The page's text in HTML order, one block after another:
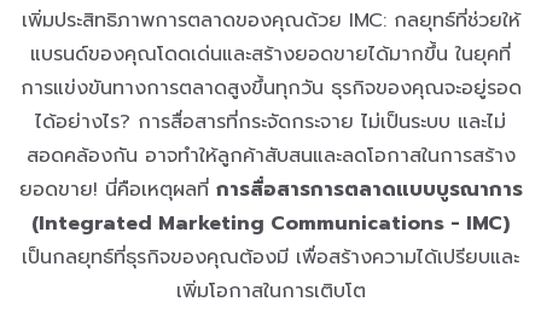
เพิ่มประสิทธิภาพการตลาดของคุณด้วย IMC: กลยุทธ์ที่ช่วยให้
แบรนด์ของคุณโดดเด่นและสร้างยอดขายได้มากขึ้น ในยุคที่
การแข่งขันทางการตลาดสูงขึ้นทุกวัน ธุรกิจของคุณจะอยู่รอด
ได้อย่างไร? การสื่อสารที่กระจัดกระจาย ไม่เป็นระบบ และไม่
สอดคล้องกัน อาจทำให้ลูกค้าสับสนและลดโอกาสในการสร้าง
ยอดขาย! นี่คือเหตุผลที่ การสื่อสารการตลาดแบบบูรณาการ
(Integrated Marketing Communications - IMC)
เป็นกลยุทธ์ที่ธุรกิจของคุณต้องมี เพื่อสร้างความได้เปรียบและ
เพิ่มโอกาสในการเติบโต